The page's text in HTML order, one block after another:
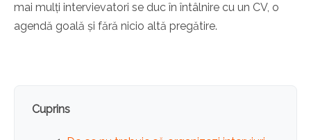
mai mulți intervievatori se duc în întâlnire cu un CV, o
agendă goală și fără nicio altă pregătire.
Cuprins